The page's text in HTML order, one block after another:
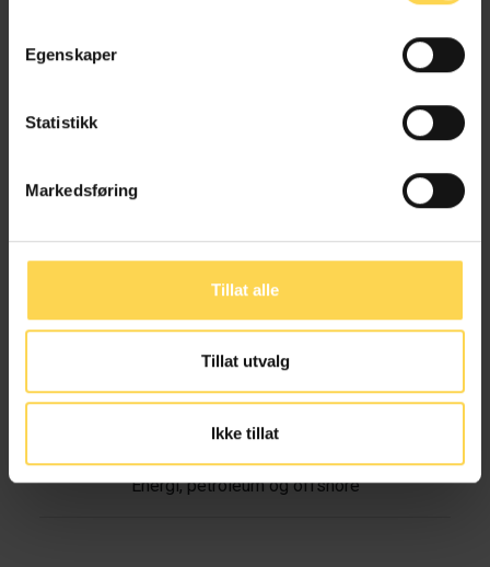
Egenskaper
Statistikk
Markedsføring
Tillat alle
Tillat utvalg
Ikke tillat
Energi, petroleum og offshore